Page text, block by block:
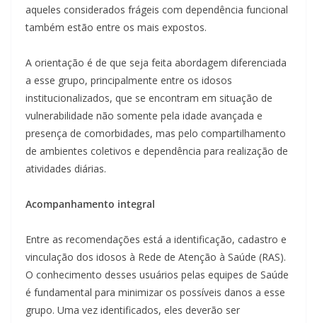
aqueles considerados frágeis com dependência funcional
também estão entre os mais expostos.
A orientação é de que seja feita abordagem diferenciada
a esse grupo, principalmente entre os idosos
institucionalizados, que se encontram em situação de
vulnerabilidade não somente pela idade avançada e
presença de comorbidades, mas pelo compartilhamento
de ambientes coletivos e dependência para realização de
atividades diárias.
Acompanhamento integral
Entre as recomendações está a identificação, cadastro e
vinculação dos idosos à Rede de Atenção à Saúde (RAS).
O conhecimento desses usuários pelas equipes de Saúde
é fundamental para minimizar os possíveis danos a esse
grupo. Uma vez identificados, eles deverão ser